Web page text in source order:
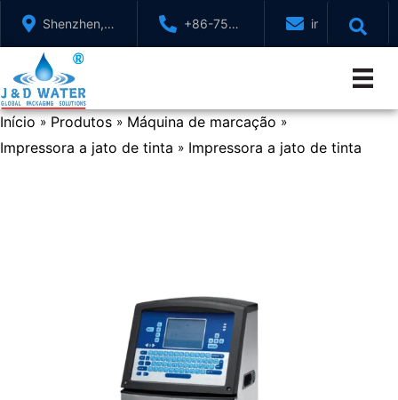
para
conteúdo
Shenzhen,
GuangDong,
China
+86-755-
88321071
Início » Produtos » Máquina de marcação »
Impressora a jato de tinta » Impressora a jato de tinta